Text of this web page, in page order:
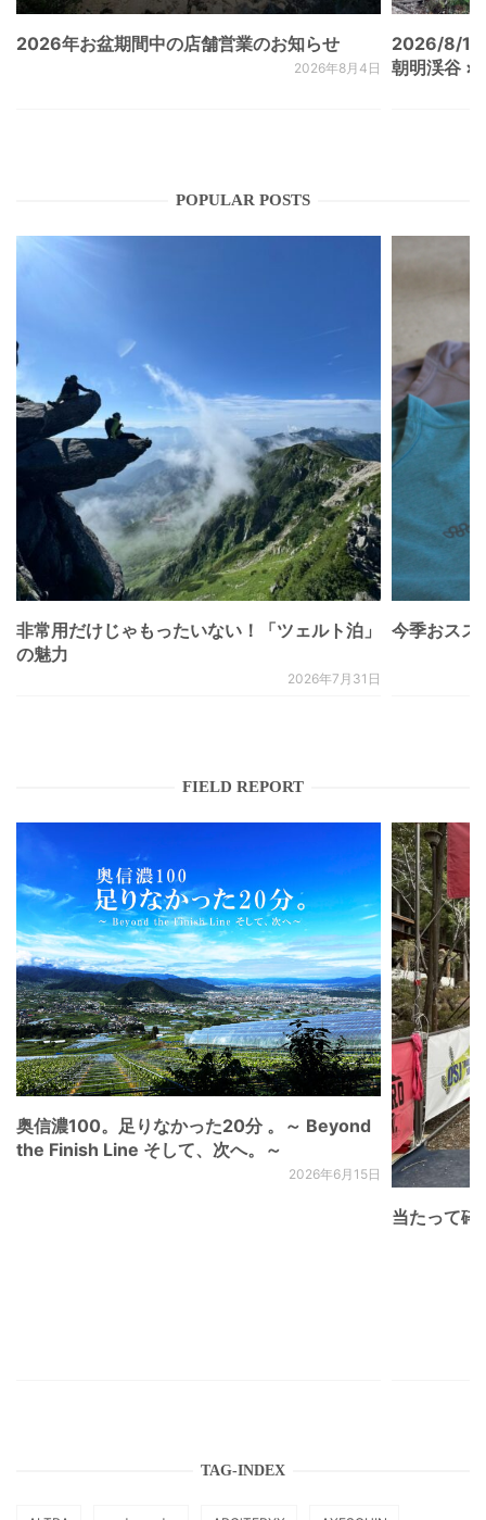
2026年お盆期間中の店舗営業のお知らせ
2026年8月4日
2026/8/
朝明渓谷 ×
POPULAR POSTS
非常用だけじゃもったいない！「ツェルト泊」
の魅力
2026年7月31日
今季おスス
FIELD REPORT
奥信濃100。足りなかった20分 。～ Beyond
the Finish Line そして、次へ。～
2026年6月15日
当たって砕
TAG-INDEX